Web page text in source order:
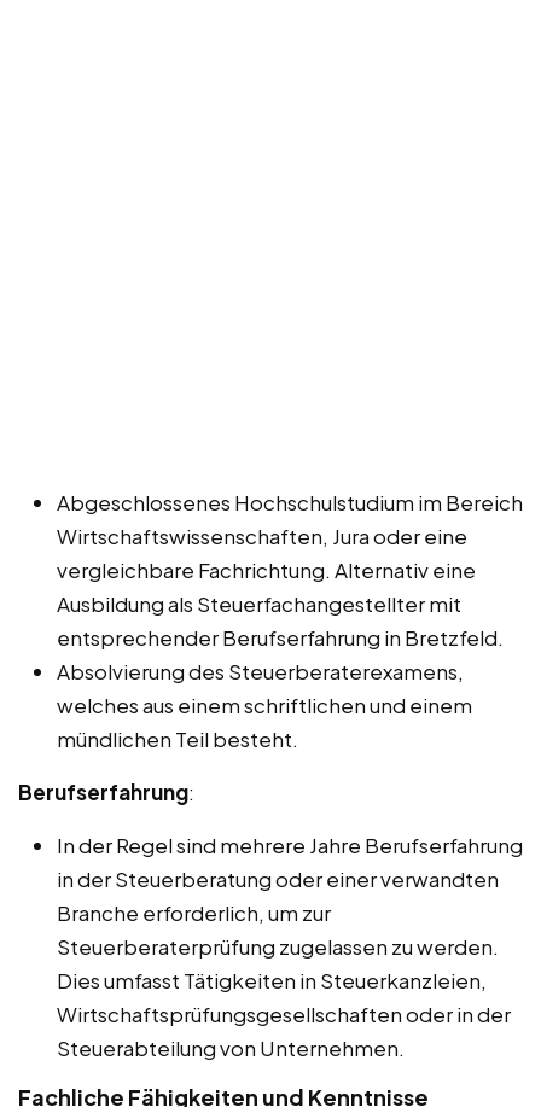
Abgeschlossenes Hochschulstudium im Bereich
Wirtschaftswissenschaften, Jura oder eine
vergleichbare Fachrichtung. Alternativ eine
Ausbildung als Steuerfachangestellter mit
entsprechender Berufserfahrung in Bretzfeld.
Absolvierung des Steuerberaterexamens,
welches aus einem schriftlichen und einem
mündlichen Teil besteht.
Berufserfahrung:
In der Regel sind mehrere Jahre Berufserfahrung
in der Steuerberatung oder einer verwandten
Branche erforderlich, um zur
Steuerberaterprüfung zugelassen zu werden.
Dies umfasst Tätigkeiten in Steuerkanzleien,
Wirtschaftsprüfungsgesellschaften oder in der
Steuerabteilung von Unternehmen.
Fachliche Fähigkeiten und Kenntnisse